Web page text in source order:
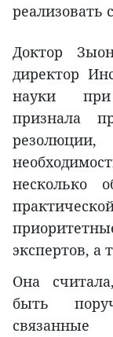
реализовать
Доктор
директор
науки
признала
несколько
экспертов, а
Она
быть